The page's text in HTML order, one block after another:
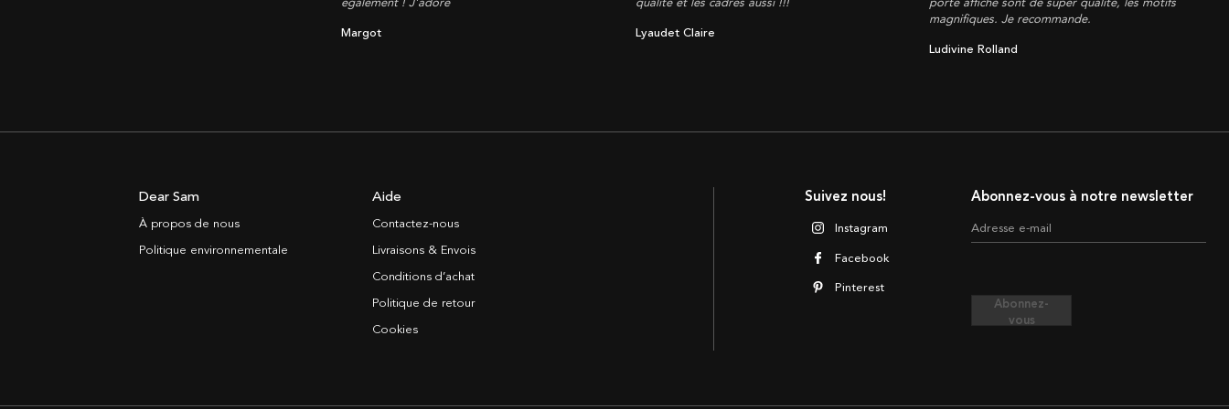
Margot Lyaudet Claire
magnifiques. Je recommande.
Ludivine Rolland
Abonnez-vous à notre newsletter
Adresse e-mail
Abonnez-
vous
Suivez nous!
Instagram
Facebook
Pinterest
Dear Sam
À propos de nous
Politique environnementale
Aide
Contactez-nous
Livraisons & Envois
Conditions d’achat
Politique de retour
Cookies